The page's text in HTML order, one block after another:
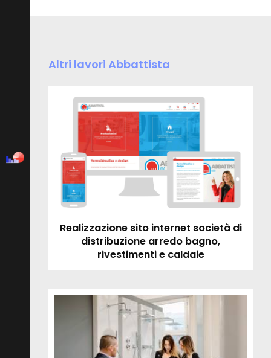
Altri lavori Abbattista
Realizzazione sito internet società di
distribuzione arredo bagno,
rivestimenti e caldaie